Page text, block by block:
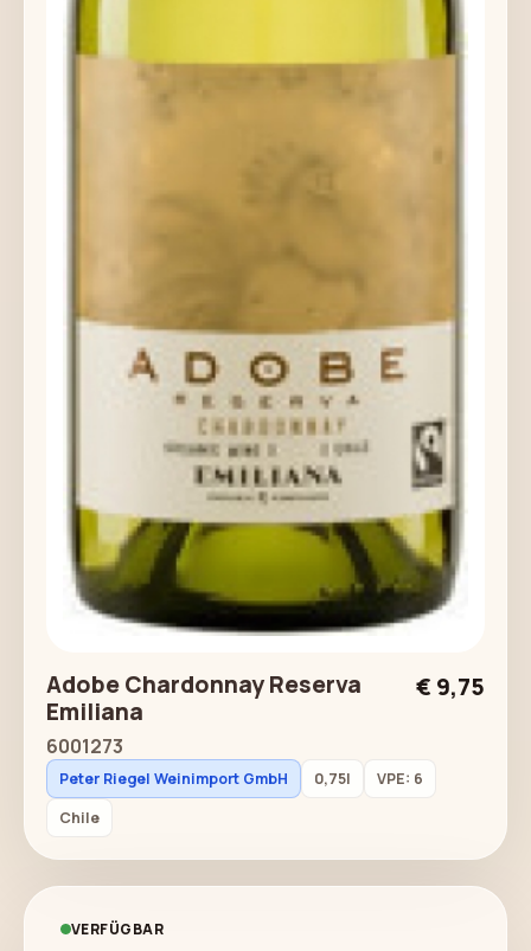
Adobe Chardonnay Reserva
Emiliana
6001273
€ 9,75
Peter Riegel Weinimport GmbH 0,75l
VPE: 6
Chile
VERFÜGBAR